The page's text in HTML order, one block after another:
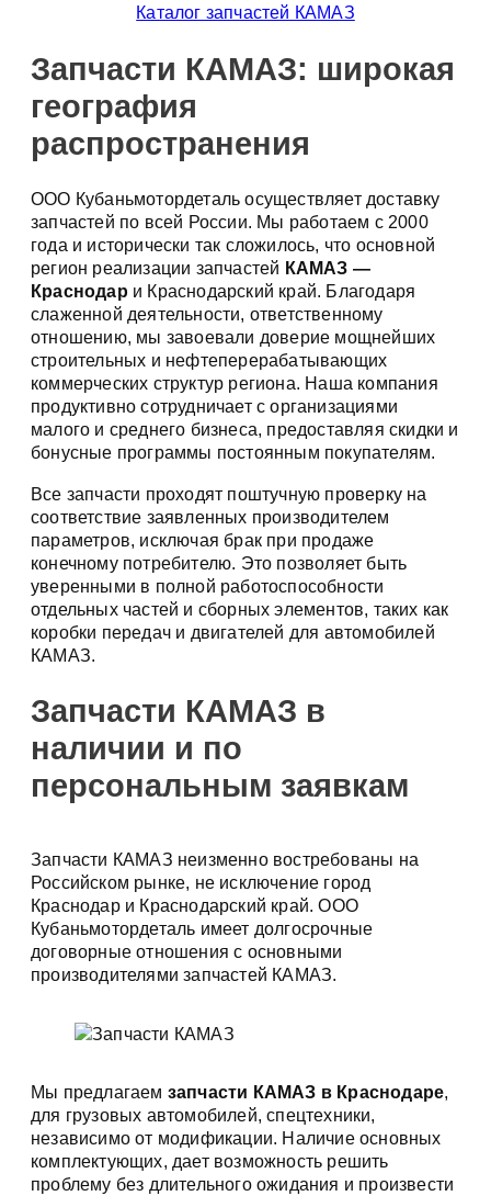
Каталог запчастей КАМАЗ
Запчасти КАМАЗ: широкая
география
распространения
ООО Кубаньмотордеталь осуществляет доставку
запчастей по всей России. Мы работаем с 2000
года и исторически так сложилось, что основной
регион реализации запчастей КАМАЗ —
Краснодар и Краснодарский край. Благодаря
слаженной деятельности, ответственному
отношению, мы завоевали доверие мощнейших
строительных и нефтеперерабатывающих
коммерческих структур региона. Наша компания
продуктивно сотрудничает с организациями
малого и среднего бизнеса, предоставляя скидки и
бонусные программы постоянным покупателям.
Все запчасти проходят поштучную проверку на
соответствие заявленных производителем
параметров, исключая брак при продаже
конечному потребителю. Это позволяет быть
уверенными в полной работоспособности
отдельных частей и сборных элементов, таких как
коробки передач и двигателей для автомобилей
КАМАЗ.
Запчасти КАМАЗ в
наличии и по
персональным заявкам
Запчасти КАМАЗ неизменно востребованы на
Российском рынке, не исключение город
Краснодар и Краснодарский край. ООО
Кубаньмотордеталь имеет долгосрочные
договорные отношения с основными
производителями запчастей КАМАЗ.
Мы предлагаем запчасти КАМАЗ в Краснодаре,
для грузовых автомобилей, спецтехники,
независимо от модификации. Наличие основных
комплектующих, дает возможность решить
проблему без длительного ожидания и произвести